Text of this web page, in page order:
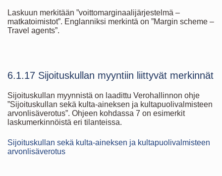
Laskuun merkitään ”voittomarginaalijärjestelmä –
matkatoimistot”. Englanniksi merkintä on ”Margin scheme –
Travel agents”.
6.1.17 Sijoituskullan myyntiin liittyvät merkinnät
Sijoituskullan myynnistä on laadittu Verohallinnon ohje
”Sijoituskullan sekä kulta-aineksen ja kultapuolivalmisteen
arvonlisäverotus”. Ohjeen kohdassa 7 on esimerkit
laskumerkinnöistä eri tilanteissa.
Sijoituskullan sekä kulta-aineksen ja kultapuolivalmisteen
arvonlisäverotus